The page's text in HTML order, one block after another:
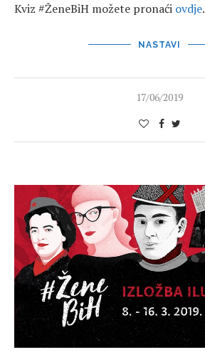
Kviz #ŽeneBiH možete pronaći ovdje.
NASTAVI
17/06/2019